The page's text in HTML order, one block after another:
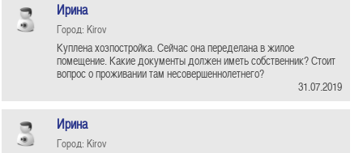
Ирина
Город: Kirov
Куплена хозпостройка. Сейчас она переделана в жилое
помещение. Какие документы должен иметь собственник? Стоит
вопрос о проживании там несовершеннолетнего?
31.07.2019
Ирина
Город: Kirov